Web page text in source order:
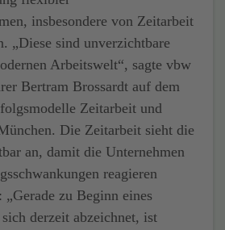
insbesondere von Zeitarbeit
„Diese sind unverzichtbare
Arbeitswelt“, sagte vbw
Bertram Brossardt auf dem
Zeitarbeit und
Die Zeitarbeit sieht die
an, damit die Unternehmen
reagieren
zu Beginn eines
derzeit abzeichnet, ist